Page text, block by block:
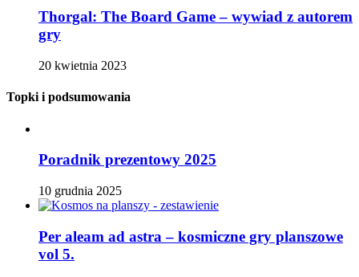
Thorgal: The Board Game – wywiad z autorem
gry
20 kwietnia 2023
Topki i podsumowania
Poradnik prezentowy 2025
10 grudnia 2025
Per aleam ad astra – kosmiczne gry planszowe
vol 5.